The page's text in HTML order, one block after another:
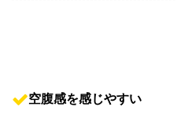
空腹感を感じやすい